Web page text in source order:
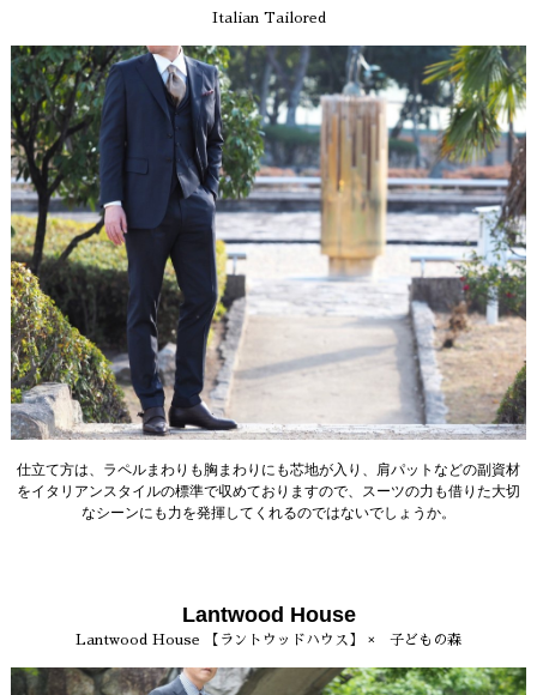
Italian Tailored
仕立て方は、ラペルまわりも胸まわりにも芯地が入り、肩パットなどの副資材
をイタリアンスタイルの標準で収めておりますので、スーツの力も借りた大切
なシーンにも力を発揮してくれるのではないでしょうか。
Lantwood House
Lantwood House 【ラントウッドハウス】 × 子どもの森